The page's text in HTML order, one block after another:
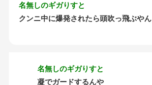
名無しのギガりすと
クンニ中に爆発されたら頭吹っ飛ぶやん
名無しのギガりすと
凝でガードするんや